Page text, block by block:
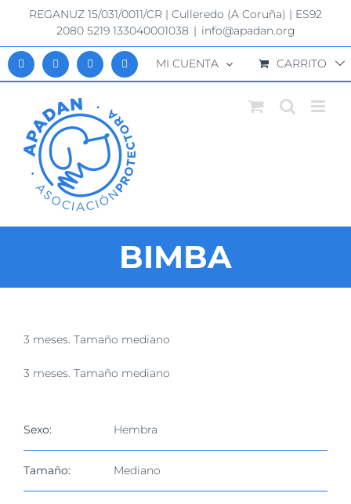
Saltar
contenido
REGANUZ 15/031/0011/CR | Culleredo (A Coruña) | ES92
2080 5219 133040001038 | info@apadan.org
MI CUENTA CARRITO
BIMBA
Ver
más
3 meses. Tamaño mediano
3 meses. Tamaño mediano
Sexo: Hembra
Tamaño: Mediano